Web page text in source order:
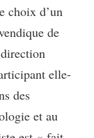
choix d’un
de
elle-
des
et au